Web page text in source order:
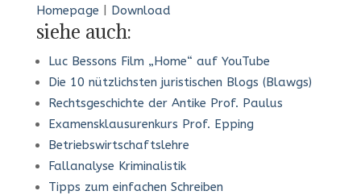
Homepage Download
siehe auch:
Luc Bessons Film „Home“ auf YouTube
Die 10 nützlichsten juristischen Blogs (Blawgs)
Rechtsgeschichte der Antike Prof. Paulus
Examensklausurenkurs Prof. Epping
Betriebswirtschaftslehre
Fallanalyse Kriminalistik
Tipps zum einfachen Schreiben